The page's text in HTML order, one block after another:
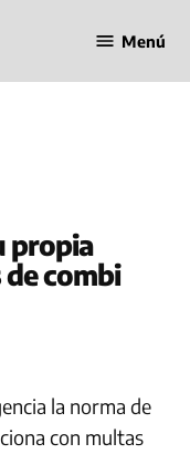
Menú
propia
combi
la norma de
con multas